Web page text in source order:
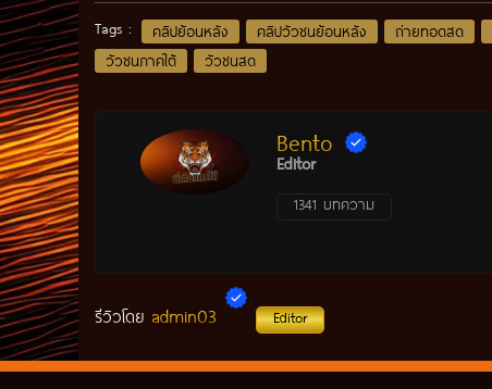
Tags : คลิปย้อนหลัง คลิปวัวชนย้อนหลัง ถ่ายทอดสด
วัวชนภาคใต้
วัวชนสด
Bento
Editor
1341 บทความ
รีวิวโดย admin03 Editor